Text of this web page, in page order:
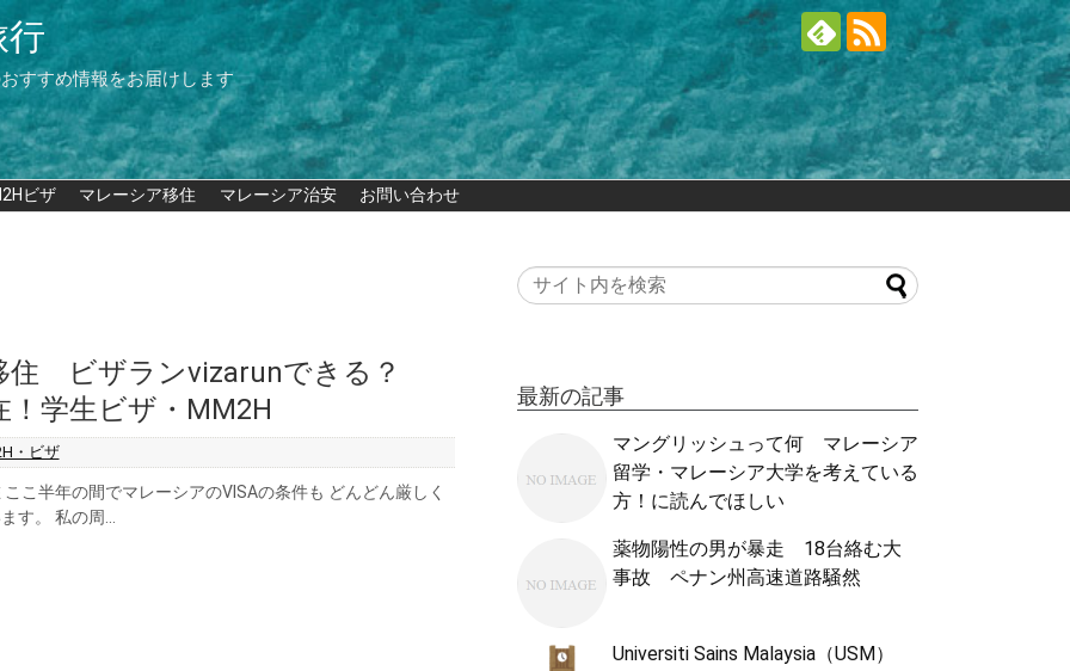
すすめ情報をお届けします
ビザ マレーシア移住 マレーシア治安 お問い合わせ
住 ビザランvizarunできる？
！学生ビザ・MM2H
・ビザ
こ半年の間でマレーシアのVISAの条件も どんどん厳しく
す。 私の周...
最新の記事
マングリッシュって何 マレーシア
留学・マレーシア大学を考えている
方！に読んでほしい
薬物陽性の男が暴走 18台絡む大
事故 ペナン州高速道路騒然
Universiti Sains Malaysia（USM）